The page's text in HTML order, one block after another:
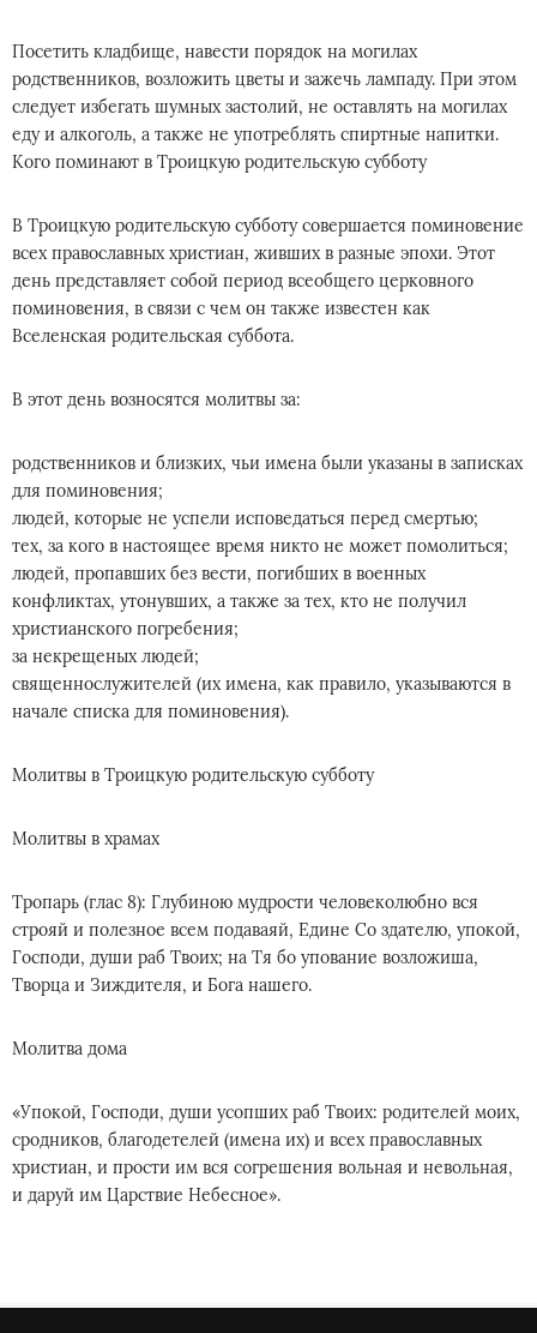
Посетить кладбище, навести порядок на могилах
родственников, возложить цветы и зажечь лампаду. При этом
следует избегать шумных застолий, не оставлять на могилах
еду и алкоголь, а также не употреблять спиртные напитки.
Кого поминают в Троицкую родительскую субботу
В Троицкую родительскую субботу совершается поминовение
всех православных христиан, живших в разные эпохи. Этот
день представляет собой период всеобщего церковного
поминовения, в связи с чем он также известен как
Вселенская родительская суббота.
В этот день возносятся молитвы за:
родственников и близких, чьи имена были указаны в записках
для поминовения;
людей, которые не успели исповедаться перед смертью;
тех, за кого в настоящее время никто не может помолиться;
людей, пропавших без вести, погибших в военных
конфликтах, утонувших, а также за тех, кто не получил
христианского погребения;
за некрещеных людей;
священнослужителей (их имена, как правило, указываются в
начале списка для поминовения).
Молитвы в Троицкую родительскую субботу
Молитвы в храмах
Тропарь (глас 8): Глубиною мудрости человеколюбно вся
строяй и полезное всем подаваяй, Едине Со здателю, упокой,
Господи, души раб Твоих; на Тя бо упование возложиша,
Творца и Зиждителя, и Бога нашего.
Молитва дома
«Упокой, Господи, души усопших раб Твоих: родителей моих,
сродников, благодетелей (имена их) и всех православных
христиан, и прости им вся согрешения вольная и невольная,
и даруй им Царствие Небесное».